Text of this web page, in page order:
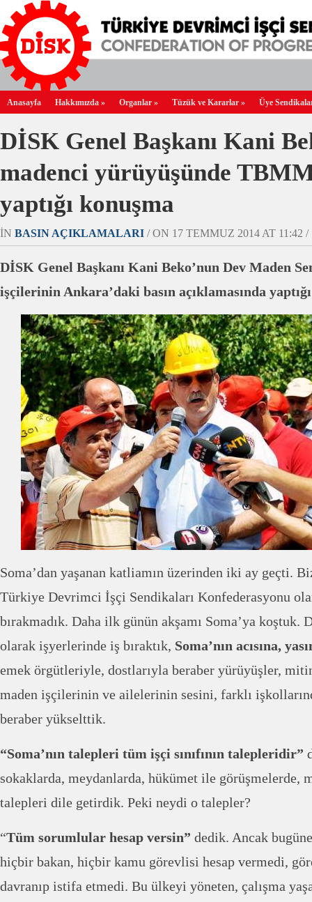
Anasayfa Hakkımızda » Organlar » Tüzük ve Kararlar » Üye
DİSK Genel Başkanı Kani
madenci yürüyüşünde
yaptığı konuşma
IN BASIN AÇIKLAMALARI / ON 17 TEMMUZ 2014 AT 11:42 /
DİSK Genel Başkanı Kani Beko’nun Dev Maden
işçilerinin Ankara’daki basın açıklamasında
Soma’dan yaşanan katliamın üzerinden iki ay geçti.
Türkiye Devrimci İşçi Sendikaları Konfederasyonu
bırakmadık. Daha ilk günün akşamı Soma’ya koştuk.
olarak işyerlerinde iş bıraktık, Soma’nın acısına,
emek örgütleriyle, dostlarıyla beraber yürüyüşler,
maden işçilerinin ve ailelerinin sesini, farklı
beraber yükselttik.
“Soma’nın talepleri tüm işçi sınıfının talepleridir”
sokaklarda, meydanlarda, hükümet ile görüşmelerde,
talepleri dile getirdik. Peki neydi o talepler?
“Tüm sorumlular hesap versin” dedik. Ancak
hiçbir bakan, hiçbir kamu görevlisi hesap vermedi,
davranıp istifa etmedi. Bu ülkeyi yöneten, çalışma